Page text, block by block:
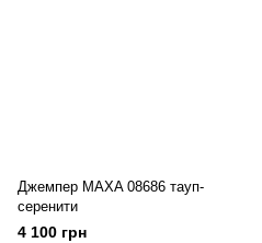
Джемпер MAXA 08686 тауп-
серенити
4 100 грн